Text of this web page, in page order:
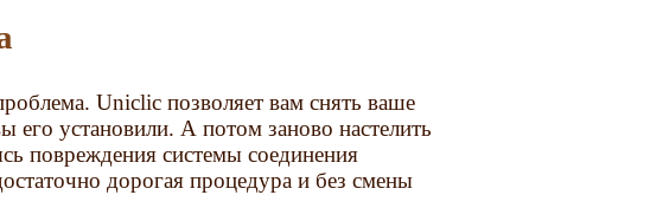
Uniclic позволяет вам снять ваше
его установили. А потом заново настелить
повреждения системы соединения
дорогая процедура и без смены